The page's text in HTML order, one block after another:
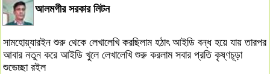
আলমগীর সরকার লিটন
সামহোয়্যারইন শুরু থেকে লেখালেখি করছিলাম হঠাৎ আইডি বন্ধ হয়ে যায় তারপর
আবার নতুন করে আইডি খুলে লেখালেখি শুরু করলাম সবার প্রতি কৃষ্ণচূড়া
শুভেচ্ছা রইল